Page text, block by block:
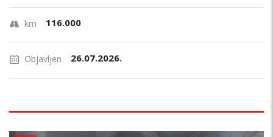
km 116.000
Objavljen 26.07.2026.